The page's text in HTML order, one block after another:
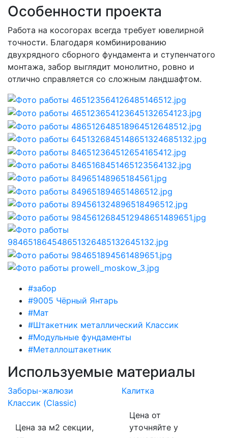
Особенности проекта
Работа на косогорах всегда требует ювелирной
точности. Благодаря комбинированию
двухрядного сборного фундамента и ступенчатого
монтажа, забор выглядит монолитно, ровно и
отлично справляется со сложным ландшафтом.
#забор
#9005 Чёрный Янтарь
#Мат
#Штакетник металлический Классик
#Модульные фундаменты
#Металлоштакетник
Используемые материалы
Заборы-жалюзи
Классик (Classic)
Цена за м2 секции,
Калитка
Цена от
уточняйте у